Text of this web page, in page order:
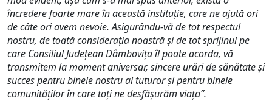
încredere foarte mare în această instituţie, care ne ajută ori
de câte ori avem nevoie. Asigurându-vă de tot respectul
nostru, de toată consideraţia noastră şi de tot sprijinul pe
care Consiliul Judeţean Dâmboviţa îl poate acorda, vă
transmitem la moment aniversar, sincere urări de sănătate şi
succes pentru binele nostru al tuturor şi pentru binele
comunităţilor în care toţi ne desfăşurăm viaţa”.